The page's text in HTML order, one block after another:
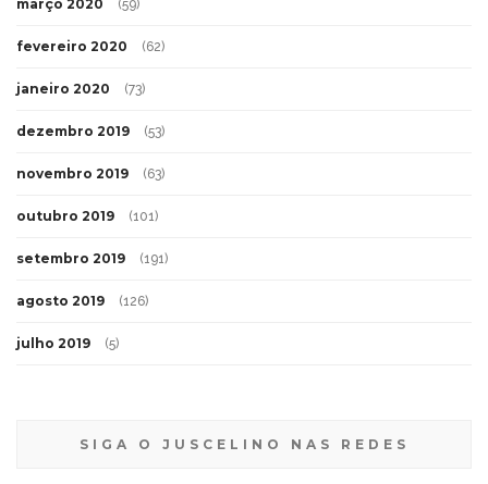
março 2020 (59)
fevereiro 2020 (62)
janeiro 2020 (73)
dezembro 2019 (53)
novembro 2019 (63)
outubro 2019 (101)
setembro 2019 (191)
agosto 2019 (126)
julho 2019 (5)
SIGA O JUSCELINO NAS REDES